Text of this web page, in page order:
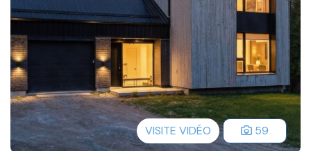
VISITE VIDÉO 59